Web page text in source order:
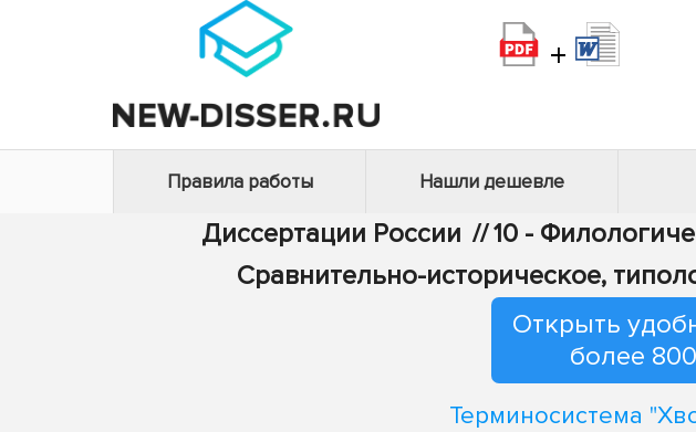
+
Правила работы Нашли дешевле
Диссертации России //10 -
Сравнительно-историческое,
Открыть
более
Терминосистема